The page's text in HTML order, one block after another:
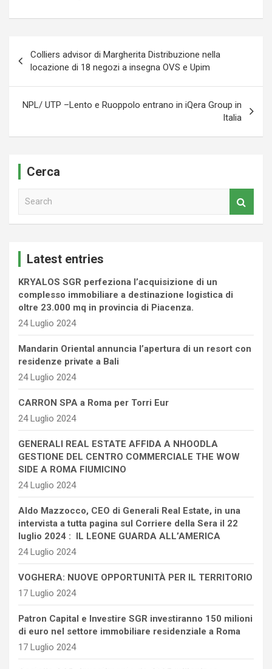
articoli
Colliers advisor di Margherita Distribuzione nella
locazione di 18 negozi a insegna OVS e Upim
NPL/ UTP –Lento e Ruoppolo entrano in iQera Group in
Italia
Cerca
Latest entries
KRYALOS SGR perfeziona l’acquisizione di un
complesso immobiliare a destinazione logistica di
oltre 23.000 mq in provincia di Piacenza.
24 Luglio 2024
Mandarin Oriental annuncia l’apertura di un resort con
residenze private a Bali
24 Luglio 2024
CARRON SPA a Roma per Torri Eur
24 Luglio 2024
GENERALI REAL ESTATE AFFIDA A NHOODLA
GESTIONE DEL CENTRO COMMERCIALE THE WOW
SIDE A ROMA FIUMICINO
24 Luglio 2024
Aldo Mazzocco, CEO di Generali Real Estate, in una
intervista a tutta pagina sul Corriere della Sera il 22
luglio 2024 : IL LEONE GUARDA ALL’AMERICA
24 Luglio 2024
VOGHERA: NUOVE OPPORTUNITÀ PER IL TERRITORIO
17 Luglio 2024
Patron Capital e Investire SGR investiranno 150 milioni
di euro nel settore immobiliare residenziale a Roma
17 Luglio 2024